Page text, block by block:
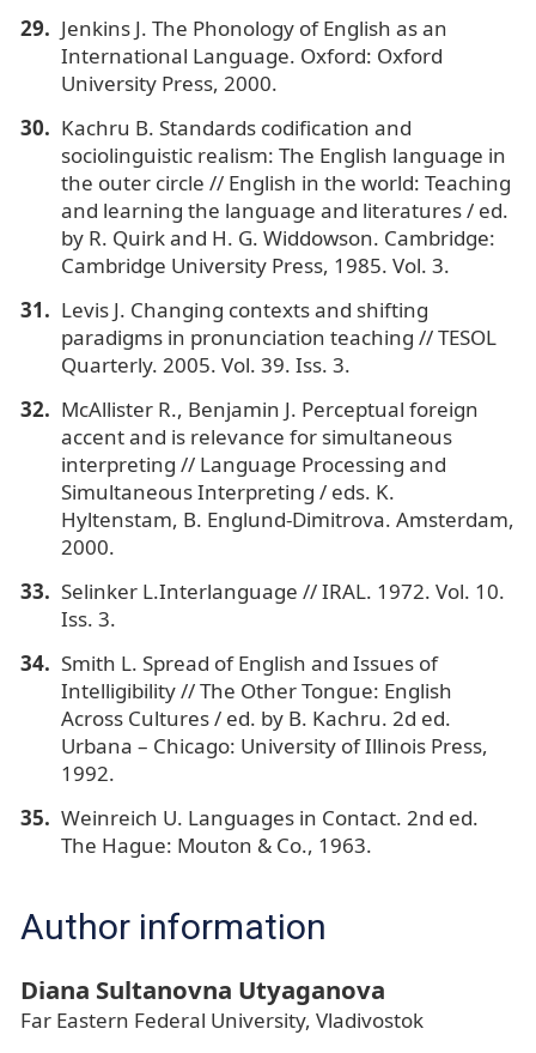
Jenkins J. The Phonology of English as an
International Language. Oxford: Oxford
University Press, 2000.
Kachru B. Standards codification and
sociolinguistic realism: The English language in
the outer circle // English in the world: Teaching
and learning the language and literatures / ed.
by R. Quirk and H. G. Widdowson. Cambridge:
Cambridge University Press, 1985. Vol. 3.
Levis J. Changing contexts and shifting
paradigms in pronunciation teaching // TESOL
Quarterly. 2005. Vol. 39. Iss. 3.
McAllister R., Benjamin J. Perceptual foreign
accent and is relevance for simultaneous
interpreting // Languagе Processing and
Simultaneous Interpreting / eds. K.
Hyltenstam, B. Englund-Dimitrova. Amsterdam,
2000.
Selinker L.Interlanguage // IRAL. 1972. Vol. 10.
Iss. 3.
Smith L. Spread of English and Issues of
Intelligibility // The Other Tongue: English
Across Сultures / ed. by B. Kachru. 2d ed.
Urbana – Сhicago: University of Illinois Press,
1992.
Weinreich U. Languages in Contact. 2nd ed.
The Hague: Mouton & Co., 1963.
Author information
Diana Sultanovna Utyaganova
Far Eastern Federal University, Vladivostok